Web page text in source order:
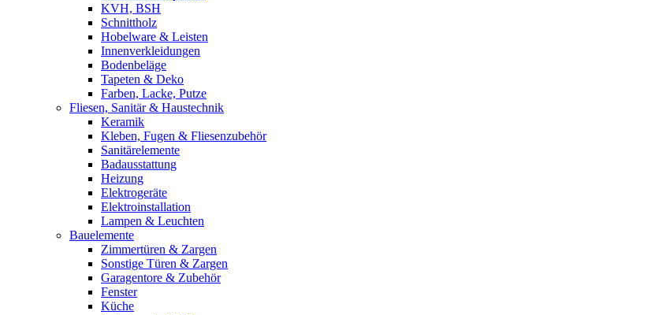
KVH, BSH
Schnittholz
Hobelware & Leisten
Innenverkleidungen
Bodenbeläge
Tapeten & Deko
Farben, Lacke, Putze
Fliesen, Sanitär & Haustechnik
Keramik
Kleben, Fugen & Fliesenzubehör
Sanitärelemente
Badausstattung
Heizung
Elektrogeräte
Elektroinstallation
Lampen & Leuchten
Bauelemente
Zimmertüren & Zargen
Sonstige Türen & Zargen
Garagentore & Zubehör
Fenster
Küche